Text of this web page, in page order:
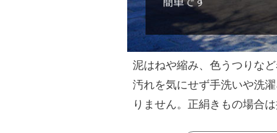
泥はねや縮み、色うつりな
汚れを気にせず手洗いや洗
りません。正絹きもの場合